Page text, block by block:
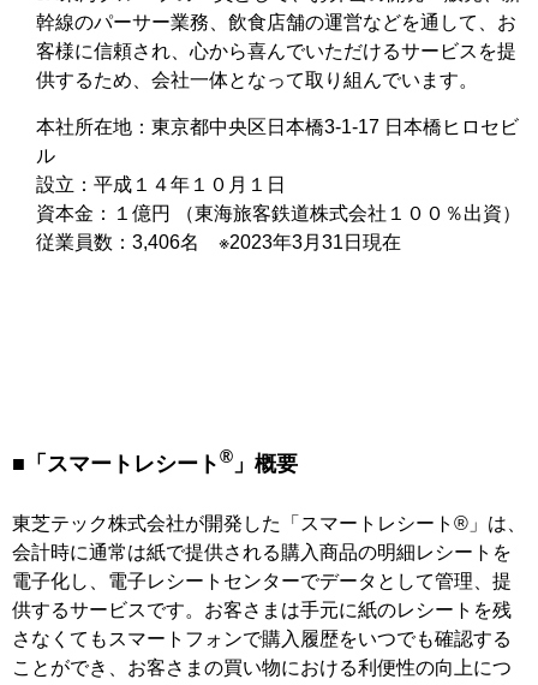
幹線のパーサー業務、飲食店舗の運営などを通して、お
客様に信頼され、心から喜んでいただけるサービスを提
供するため、会社一体となって取り組んでいます。
本社所在地：東京都中央区日本橋3-1-17 日本橋ヒロセビ
ル
設立：平成１４年１０月１日
資本金：１億円 （東海旅客鉄道株式会社１００％出資）
従業員数：3,406名 ※2023年3月31日現在
■「スマートレシート® 」概要
東芝テック株式会社が開発した「スマートレシート®」は、
会計時に通常は紙で提供される購入商品の明細レシートを
電子化し、電子レシートセンターでデータとして管理、提
供するサービスです。お客さまは手元に紙のレシートを残
さなくてもスマートフォンで購入履歴をいつでも確認する
ことができ、お客さまの買い物における利便性の向上につ